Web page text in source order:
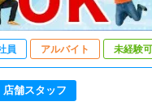
員 アルバイト 未経験可
店舗スタッフ